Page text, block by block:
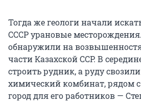
Тогда же геологи начали
СССР урановые
обнаружили на
части Казахской ССР. В
строить рудник, а руду
химический комбинат, рядом
город для его работников —